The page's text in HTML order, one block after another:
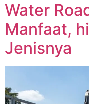
Water
Manfaat,
Jenisnya